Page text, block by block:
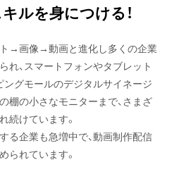
ルを身につける！
→画像→動画と進化し多くの企業
れ、スマートフォンやタブレット
ングモールのデジタルサイネージ
棚の小さなモニターまで、さまざ
続けています。
る企業も急増中で、動画制作配信
られています。